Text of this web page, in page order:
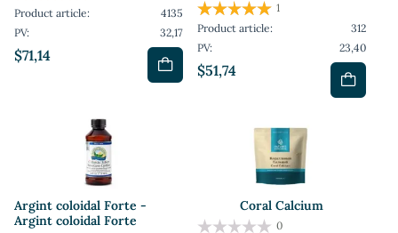
$71,14
Product article:
4135
PV:
32,17
$51,74
1
Product article:
312
PV:
23,40
Argint coloidal Forte -
Argint coloidal Forte
Coral Calcium
0